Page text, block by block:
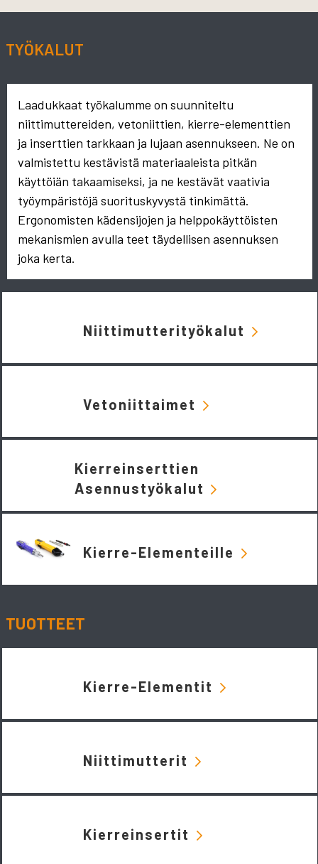
TYÖKALUT
Laadukkaat työkalumme on suunniteltu
niittimuttereiden, vetoniittien, kierre-elementtien
ja inserttien tarkkaan ja lujaan asennukseen. Ne on
valmistettu kestävistä materiaaleista pitkän
käyttöiän takaamiseksi, ja ne kestävät vaativia
työympäristöjä suorituskyvystä tinkimättä.
Ergonomisten kädensijojen ja helppokäyttöisten
mekanismien avulla teet täydellisen asennuksen
joka kerta.
Niittimutterityökalut
Vetoniittaimet
Kierreinserttien
Asennustyökalut
Kierre-Elementeille
TUOTTEET
Kierre-Elementit
Niittimutterit
Kierreinsertit